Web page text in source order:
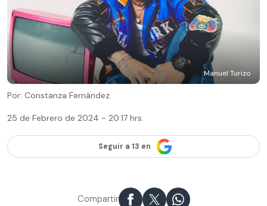
Manuel Turizo
Por: Constanza Fernández
25 de Febrero de 2024 - 20:17 hrs.
Seguir a 13 en
Compartir